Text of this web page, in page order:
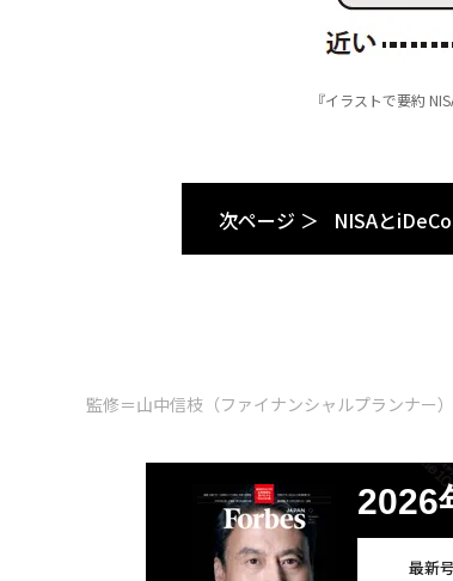
『イラストで要約
次ページ ＞ NISAと
監修＝山中信枝（ファイナンシャルプランナー）
2026
最新